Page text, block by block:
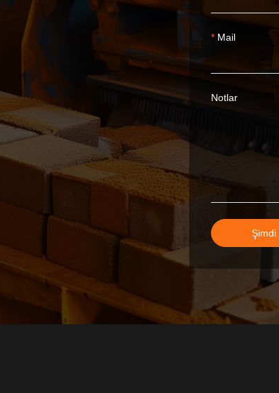
Mail
Notlar
Şimdi